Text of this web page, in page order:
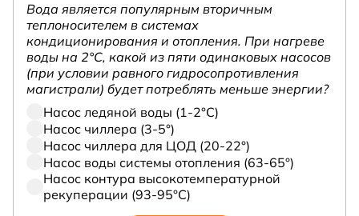
Вода является популярным вторичным
теплоносителем в системах
кондиционирования и отопления. При нагреве
воды на 2°С, какой из пяти одинаковых насосов
(при условии равного гидросопротивления
магистрали) будет потреблять меньше энергии?
Насос ледяной воды (1-2°С)
Насос чиллера (3-5°)
Насос чиллера для ЦОД (20-22°)
Насос воды системы отопления (63-65°)
Насос контура высокотемпературной
рекуперации (93-95°С)